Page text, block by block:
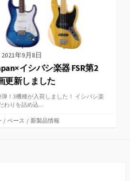
2021年9月8日
イシバシ楽器 FSR第2
更新しました
弾！3機種が入荷しました！ イシバシ楽
わりを詰め込...
/ ベース / 新製品情報